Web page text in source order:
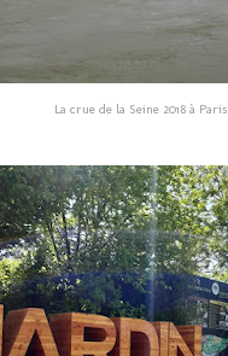
La crue de la Seine 2018 à Paris